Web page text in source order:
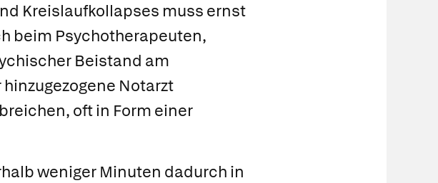
Kreislaufkollapses muss ernst
beim Psychotherapeuten,
Beistand am
Notarzt
oft in Form einer
weniger Minuten dadurch in